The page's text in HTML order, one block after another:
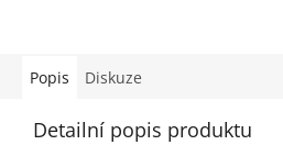
Popis Diskuze
Detailní popis produktu